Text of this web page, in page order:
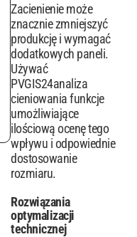
Zacienienie może
znacznie zmniejszyć
produkcję i wymagać
dodatkowych paneli.
Używać
PVGIS24analiza
cieniowania funkcje
umożliwiające
ilościową ocenę tego
wpływu i odpowiednie
dostosowanie
rozmiaru.
Rozwiązania
optymalizacji
technicznej